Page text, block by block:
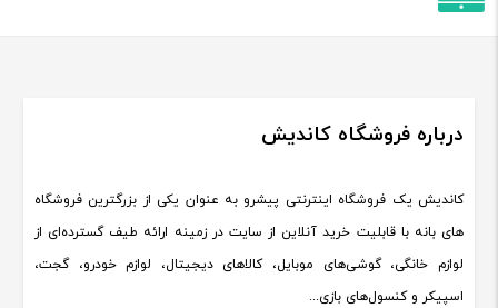
درباره فروشگاه کاندیش
کاندیش یک فروشگاه اینترنتی پیشرو به عنوان یکی از بزرگترین فروشگاه
های بانه با قابلیت خرید آنلاین از سایت در زمینه ارائه طیف گسترده‌ای از
لوازم خانگی، گوشی‌های موبایل، کالاهای دیجیتال، لوازم خودرو، گجت،
اسپیکر و کنسول‌های بازی...